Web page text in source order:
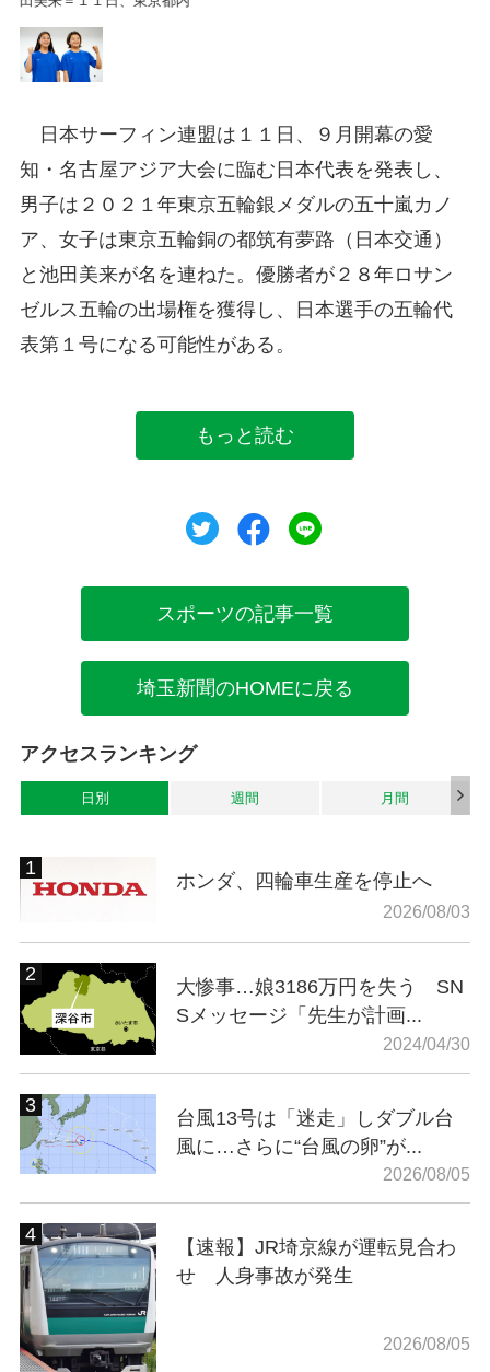
日本サーフィン連盟は１１日、９月開幕の愛
知・名古屋アジア大会に臨む日本代表を発表し、
男子は２０２１年東京五輪銀メダルの五十嵐カノ
ア、女子は東京五輪銅の都筑有夢路（日本交通）
と池田美来が名を連ねた。優勝者が２８年ロサン
ゼルス五輪の出場権を獲得し、日本選手の五輪代
表第１号になる可能性がある。
もっと読む
ツイートシェア
スポーツの記事一覧
埼玉新聞のHOMEに戻る
アクセスランキング
日別 週間 月間
ホンダ、四輪車生産を停止へ
2026/08/03
大惨事…娘3186万円を失う SN
Sメッセージ「先生が計画...
2024/04/30
台風13号は「迷走」しダブル台
風に…さらに“台風の卵”が...
2026/08/05
【速報】JR埼京線が運転見合わ
せ 人身事故が発生
2026/08/05